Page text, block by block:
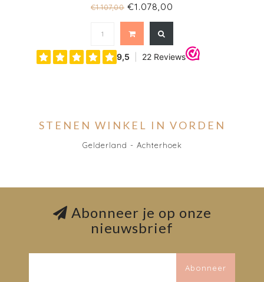
€1.107,00 €1.078,00
STENEN WINKEL IN VORDEN
Gelderland - Achterhoek
Abonneer je op onze
nieuwsbrief
Abonneer